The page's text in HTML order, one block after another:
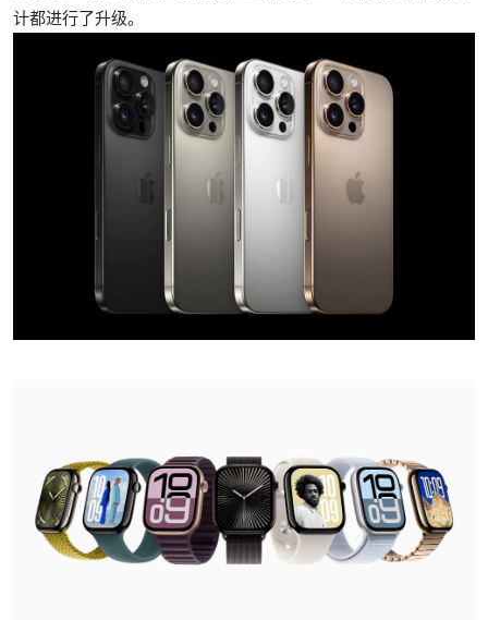
计都进行了升级。